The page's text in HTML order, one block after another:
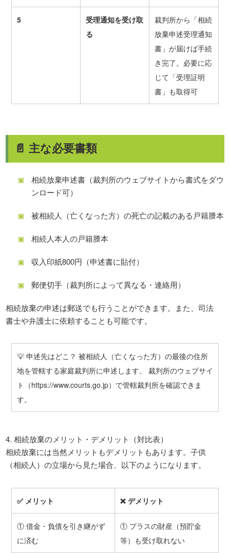
5
受理通知を受け取
る
裁判所から「相続
放棄申述受理通知
書」が届けば手続
き完了。必要に応
じて「受理証明
書」も取得可
📄 主な必要書類
相続放棄申述書（裁判所のウェブサイトから書式をダウ
ンロード可）
被相続人（亡くなった方）の死亡の記載のある戸籍謄本
相続人本人の戸籍謄本
収入印紙800円（申述書に貼付）
郵便切手（裁判所によって異なる・連絡用）
相続放棄の申述は郵送でも行うことができます。また、司法
書士や弁護士に依頼することも可能です。
💡 申述先はどこ？ 被相続人（亡くなった方）の最後の住所
地を管轄する家庭裁判所に申述します。 裁判所のウェブサイ
ト（https://www.courts.go.jp）で管轄裁判所を確認できま
す。
4. 相続放棄のメリット・デメリット（対比表）
相続放棄には当然メリットもデメリットもあります。子供
（相続人）の立場から見た場合、以下のようになります。
✅ メリット ❌ デメリット
① 借金・負債を引き継がず
に済む
① プラスの財産（預貯金
等）も受け取れない